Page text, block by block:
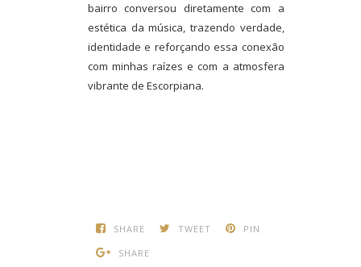
bairro conversou diretamente com a
estética da música, trazendo verdade,
identidade e reforçando essa conexão
com minhas raízes e com a atmosfera
vibrante de Escorpiana.
SHARE TWEET
PIN
SHARE